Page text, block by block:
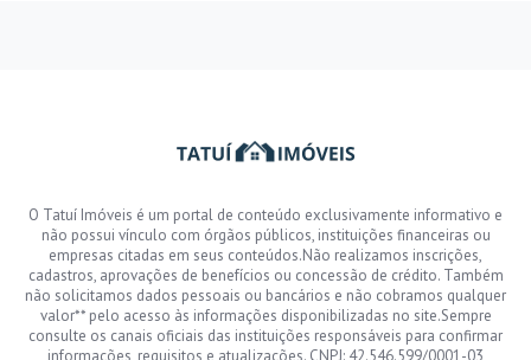
O Tatuí Imóveis é um portal de conteúdo exclusivamente informativo e
não possui vínculo com órgãos públicos, instituições financeiras ou
empresas citadas em seus conteúdos.Não realizamos inscrições,
cadastros, aprovações de benefícios ou concessão de crédito. Também
não solicitamos dados pessoais ou bancários e não cobramos qualquer
valor** pelo acesso às informações disponibilizadas no site.Sempre
consulte os canais oficiais das instituições responsáveis para confirmar
informações, requisitos e atualizações. CNPJ: 42.546.599/0001-03